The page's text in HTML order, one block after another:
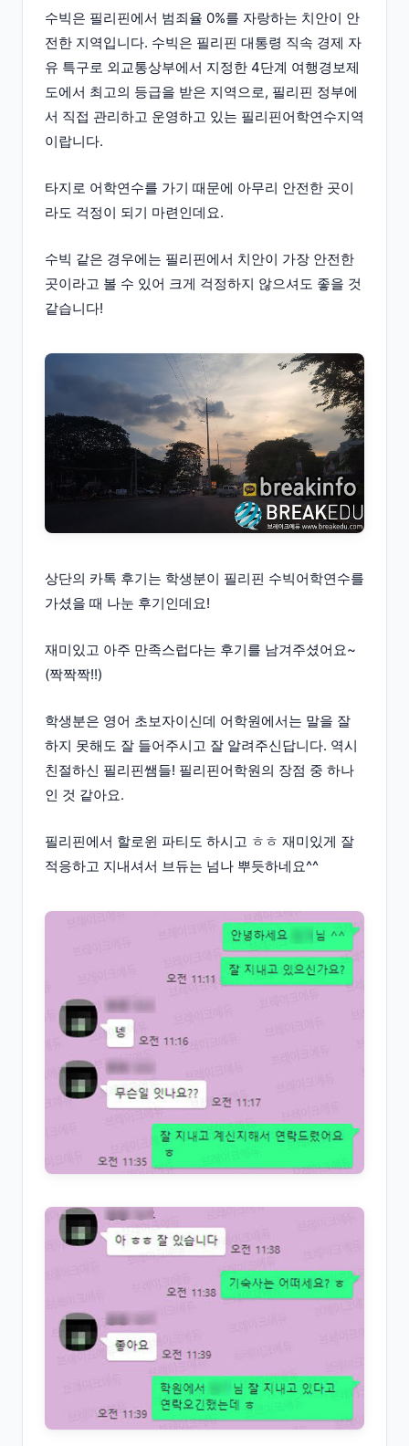
수빅은 필리핀에서 범죄율 0%를 자랑하는 치안이 안
전한 지역입니다. 수빅은 필리핀 대통령 직속 경제 자
유 특구로 외교통상부에서 지정한 4단계 여행경보제
도에서 최고의 등급을 받은 지역으로, 필리핀 정부에
서 직접 관리하고 운영하고 있는 필리핀어학연수지역
이랍니다.
타지로 어학연수를 가기 때문에 아무리 안전한 곳이
라도 걱정이 되기 마련인데요.
수빅 같은 경우에는 필리핀에서 치안이 가장 안전한
곳이라고 볼 수 있어 크게 걱정하지 않으셔도 좋을 것
같습니다!
상단의 카톡 후기는 학생분이 필리핀 수빅어학연수를
가셨을 때 나눈 후기인데요!
재미있고 아주 만족스럽다는 후기를 남겨주셨어요~
(짝짝짝!!)
학생분은 영어 초보자이신데 어학원에서는 말을 잘
하지 못해도 잘 들어주시고 잘 알려주신답니다. 역시
친절하신 필리핀쌤들! 필리핀어학원의 장점 중 하나
인 것 같아요.
필리핀에서 할로윈 파티도 하시고 ㅎㅎ 재미있게 잘
적응하고 지내셔서 브듀는 넘나 뿌듯하네요^^